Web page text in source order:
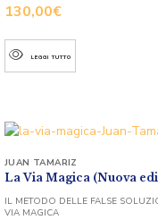
130,00€
LEGGI TUTTO
La Via Magica (Nuova
JUAN TAMARIZ
IL METODO DELLE FALSE
VIA MAGICA